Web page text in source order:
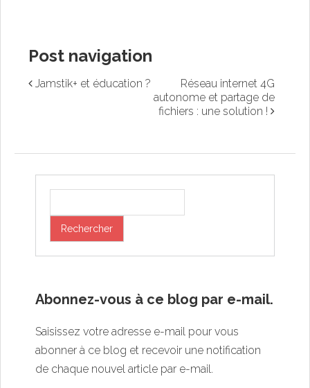
Post navigation
Jamstik+ et éducation ?
Réseau internet 4G
autonome et partage de
fichiers : une solution !
Abonnez-vous à ce blog par e-mail.
Saisissez votre adresse e-mail pour vous
abonner à ce blog et recevoir une notification
de chaque nouvel article par e-mail.